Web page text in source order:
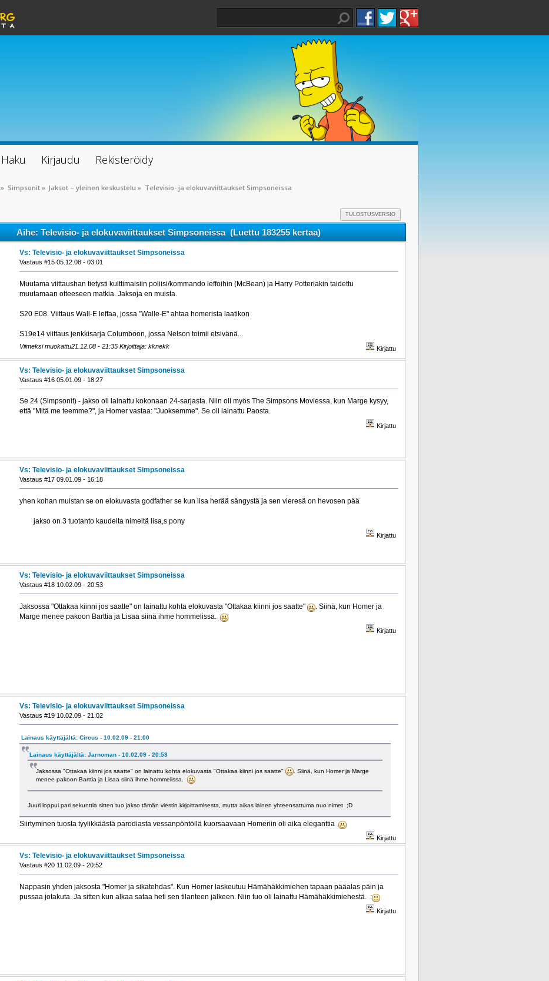
Haku Kirjaudu Rekisteröidy
» Simpsonit» Jaksot – yleinen keskustelu » Televisio- ja elokuvaviittaukset Simpsoneissa
TULOSTUSVERSIO
Aihe: Televisio- ja elokuvaviittaukset Simpsoneissa (Luettu 183255 kertaa)
Vs: Televisio- ja elokuvaviittaukset Simpsoneissa
Vastaus #15 05.12.08 - 03:01
Muutama viittaushan tietysti kulttimaisiin poliisi/kommando leffoihin (McBean) ja Harry Potteriakin taidettu
muutamaan otteeseen matkia. Jaksoja en muista.
S20 E08. Viittaus Wall-E leffaa, jossa "Walle-E" ahtaa homerista laatikon
S19e14 viittaus jenkkisarja Columboon, jossa Nelson toimii etsivänä...
Viimeksi muokattu21.12.08 - 21:35 Kirjoittaja: kknekk Kirjattu
Vs: Televisio- ja elokuvaviittaukset Simpsoneissa
Vastaus #16 05.01.09 - 18:27
Se 24 (Simpsonit) - jakso oli lainattu kokonaan 24-sarjasta. Niin oli myös The Simpsons Moviessa, kun Marge kysyy,
että "Mitä me teemme?", ja Homer vastaa: "Juoksemme". Se oli lainattu Paosta.
Kirjattu
Vs: Televisio- ja elokuvaviittaukset Simpsoneissa
Vastaus #17 09.01.09 - 16:18
yhen kohan muistan se on elokuvasta godfather se kun lisa herää sängystä ja sen vieresä on hevosen pää
jakso on 3 tuotanto kaudelta nimeltä lisa,s pony
Kirjattu
Vs: Televisio- ja elokuvaviittaukset Simpsoneissa
Vastaus #18 10.02.09 - 20:53
Jaksossa "Ottakaa kiinni jos saatte" on lainattu kohta elokuvasta "Ottakaa kiinni jos saatte"
. Siinä, kun Homer ja
Marge menee pakoon Barttia ja Lisaa siinä ihme hommelissa.
Kirjattu
Vs: Televisio- ja elokuvaviittaukset Simpsoneissa
Vastaus #19 10.02.09 - 21:02
Lainaus käyttäjältä: Circus - 10.02.09 - 21:00
Lainaus käyttäjältä: Jarnoman - 10.02.09 - 20:53
Jaksossa "Ottakaa kiinni jos saatte" on lainattu kohta elokuvasta "Ottakaa kiinni jos saatte"
. Siinä, kun Homer ja Marge
menee pakoon Barttia ja Lisaa siinä ihme hommelissa.
Juuri loppui pari sekunttia sitten tuo jakso tämän viestin kirjoittamisesta, mutta aikas lainen yhteensattuma nuo nimet ;D
Siirtyminen tuosta tyylikkäästä parodiasta vessanpöntöllä kuorsaavaan Homeriin oli aika eleganttia
Kirjattu
Vs: Televisio- ja elokuvaviittaukset Simpsoneissa
Vastaus #20 11.02.09 - 20:52
Nappasin yhden jaksosta "Homer ja sikatehdas". Kun Homer laskeutuu Hämähäkkimiehen tapaan pääalas päin ja
pussaa jotakuta. Ja sitten kun alkaa sataa heti sen tilanteen jälkeen. Niin tuo oli lainattu Hämähäkkimiehestä. :
Kirjattu